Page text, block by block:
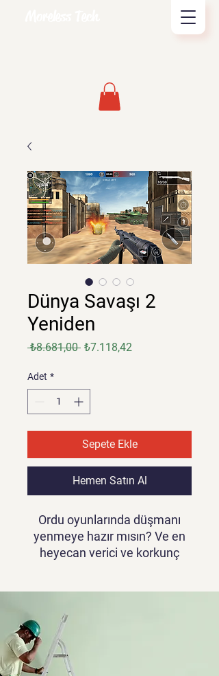
Dünya Savaşı 2
Yeniden
₺8.681,00 Normal
₺7.118,42
Adet *
Sepete Ekle
Hemen Satın Al
Ordu oyunlarında düşmanı
yenmeye hazır mısın? Ve en
heyecan verici ve korkunç
savaş alanı, savaş alanında iyi
eğitilmiş dünya savaşı
askerlerinin yer aldığı bir 2.
Dünya Savaşı silah oyunudur.